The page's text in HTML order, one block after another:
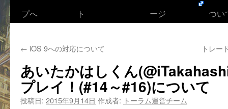
プへ
ト
ージ
つい
← iOS 9への対応について トレー
あいたかはしくん
プレイ！(#14～#16)について
投稿日: 2015年9月14日 作成者: トーラム運営チーム